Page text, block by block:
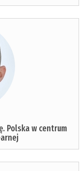
Polska w centrum